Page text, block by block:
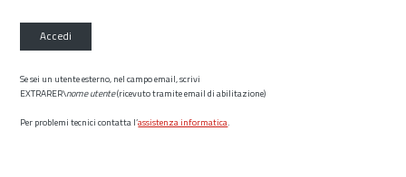
Accedi
Se sei un utente esterno, nel campo email, scrivi
EXTRARER\nome utente(ricevuto tramite email di abilitazione)
Per problemi tecnici contatta l’assistenza informatica.